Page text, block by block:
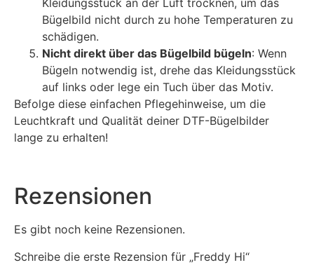
Kleidungsstück an der Luft trocknen, um das
Bügelbild nicht durch zu hohe Temperaturen zu
schädigen.
Nicht direkt über das Bügelbild bügeln: Wenn
Bügeln notwendig ist, drehe das Kleidungsstück
auf links oder lege ein Tuch über das Motiv.
Befolge diese einfachen Pflegehinweise, um die
Leuchtkraft und Qualität deiner DTF-Bügelbilder
lange zu erhalten!
Rezensionen
Es gibt noch keine Rezensionen.
Schreibe die erste Rezension für „Freddy Hi“